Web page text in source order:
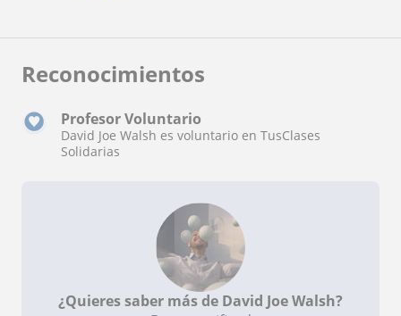
Reconocimientos
Profesor Voluntario
David Joe Walsh es voluntario en TusClases
Solidarias
¿Quieres saber más de David Joe Walsh?